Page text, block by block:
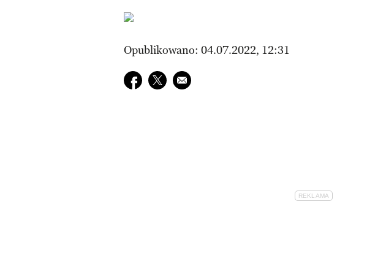
Opublikowano: 04.07.2022, 12:31
Udostępnij na facebook
Udostępnij na twitter
E-mail do przyjaciela